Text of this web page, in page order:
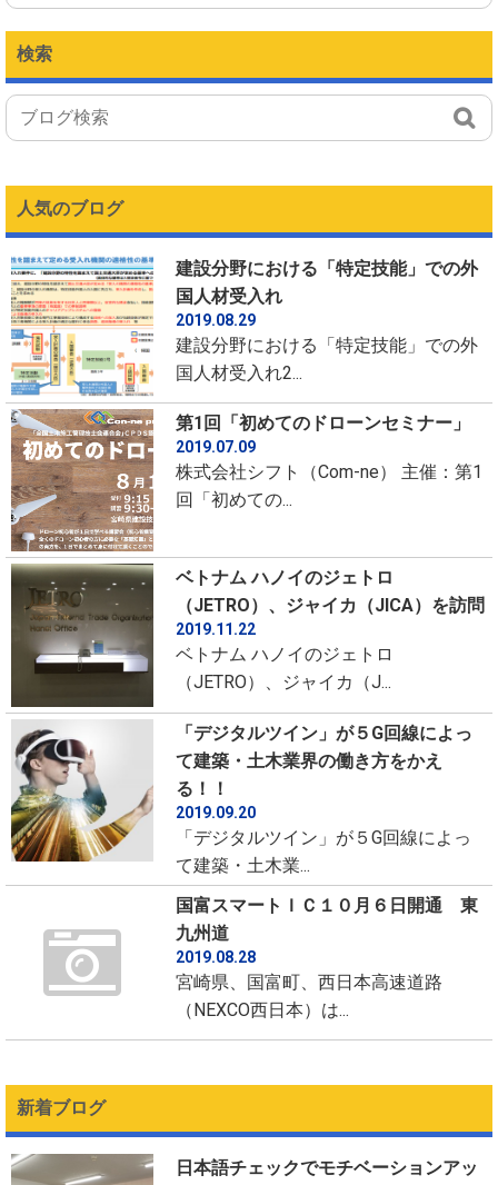
検索
人気のブログ
建設分野における「特定技能」での外
国人材受入れ
2019.08.29
建設分野における「特定技能」での外
国人材受入れ2...
第1回「初めてのドローンセミナー」
2019.07.09
株式会社シフト（Com-ne） 主催：第1
回「初めての...
ベトナム ハノイのジェトロ
（JETRO）、ジャイカ（JICA）を訪問
2019.11.22
ベトナム ハノイのジェトロ
（JETRO）、ジャイカ（J...
「デジタルツイン」が５G回線によっ
て建築・土木業界の働き方をかえ
る！！
2019.09.20
「デジタルツイン」が５G回線によっ
て建築・土木業...
国富スマートＩＣ１０月６日開通 東
九州道
2019.08.28
宮崎県、国富町、西日本高速道路
（NEXCO西日本）は...
新着ブログ
日本語チェックでモチベーションアッ